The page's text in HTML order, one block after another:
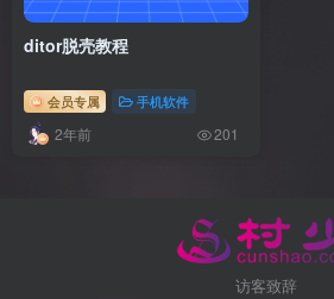
ditor脱壳教程
会员专属 手机软件
2年前 201
访客致辞